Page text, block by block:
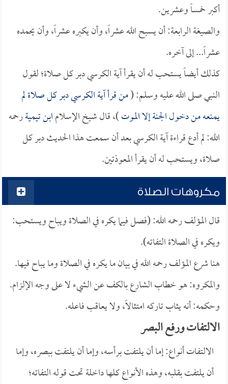
أكبر خمساً وعشرين.
والصيغة الرابعة: أن يسبح الله عشراً، وأن يكبره عشراً، وأن يحمده
عشراً... إلى آخره.
كذلك أيضاً يستحب له أن يقرأ آية الكرسي دبر كل صلاة؛ لقول
النبي صلى الله عليه وسلم: (من قرأ آية الكرسي دبر كل صلاة لم
يمنعه من دخول الجنة إلا الموت)، قال شيخ الإسلامابن تيميةرحمه
الله: لم أدع قراءة آية الكرسي بعد أن سمعت هذا الحديث دبر كل
صلاة، ويستحب له أن يقرأ المعوذتين.
مكروهات الصلاة
قال المؤلف رحمه الله: (فصل فيما يكره في الصلاة ويباح ويستحب:
ويكره في الصلاة التفاته).
هنا شرع المؤلف رحمه الله في بيان ما يكره في الصلاة وما يباح فيها.
والمكروه: هو خطاب الشارع بالكف عن الشيء لا على وجه الإلزام.
وحكمه: أنه يثاب تاركه امتثالاً، ولا يعاقب فاعله.
الالتفات ورفع البصر
الالتفات أنواع: إما أن يلتفت برأسه، وإما أن يلتفت ببصره، وإما
أن يلتفت بقلبه، وهذه الأنواع كلها داخلة تحت قوله التفاته؛